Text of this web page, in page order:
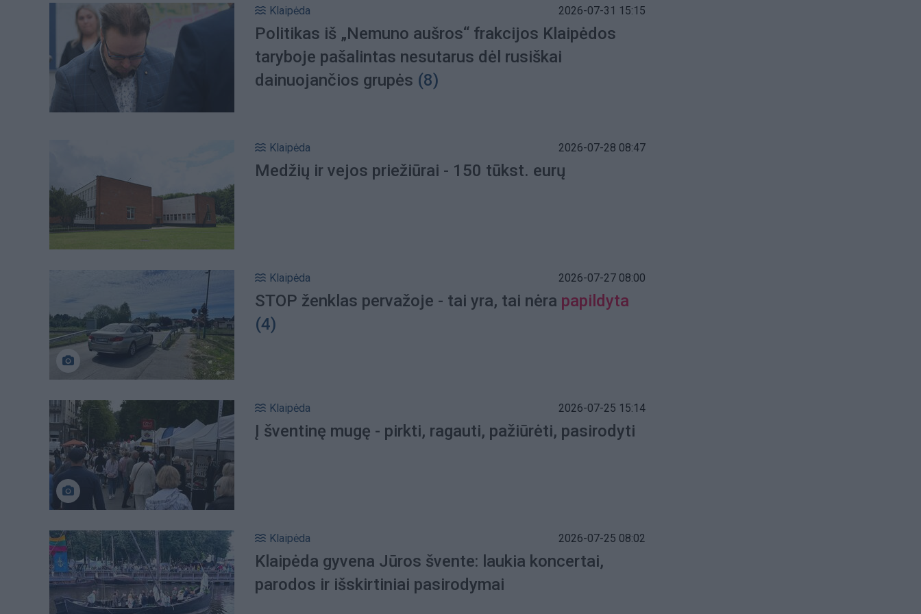
Klaipėda 2026-07-31 15:15
Politikas iš „Nemuno aušros“ frakcijos Klaipėdos
taryboje pašalintas nesutarus dėl rusiškai
dainuojančios grupės (8)
Klaipėda 2026-07-28 08:47
Medžių ir vejos priežiūrai - 150 tūkst. eurų
Klaipėda 2026-07-27 08:00
STOP ženklas pervažoje - tai yra, tai nėra papildyta
(4)
Klaipėda 2026-07-25 15:14
Į šventinę mugę - pirkti, ragauti, pažiūrėti, pasirodyti
Klaipėda 2026-07-25 08:02
Klaipėda gyvena Jūros švente: laukia koncertai,
parodos ir išskirtiniai pasirodymai